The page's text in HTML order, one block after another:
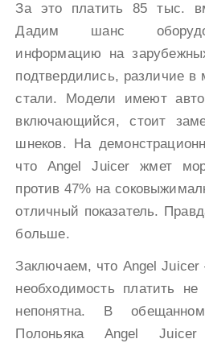
За это платить 85 тыс.
Дадим шанс
информацию на
подтвердились, различие в
стали. Модели имеют
включающийся, стоит
шнеков. На
что Angel Juicer жмет
против 47% на
отличный показатель.
больше.
Заключаем, что Аngel Juicer
необходимость платить
непонятна. В
Полоньяка Angel